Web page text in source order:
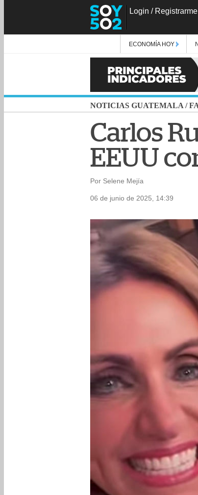
Login / Registrarme
ECONOMÍA HOY
NOTICIAS GUATEMALA /
Carlos
EEUU
Por Selene Mejía
06 de junio de 2025, 14:39